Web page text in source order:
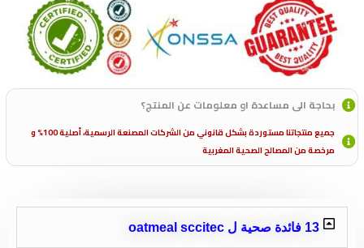
بحاجة الى مساعدة او معلومات عن المنتج؟
جميع منتجاتنا مستوردة بشكل قانوني من الشركات المصنعة الرسمية، أصلية 100% و
مرخصة من المصالح الصحية المغربية
13 فائدة صحية ل oatmeal sccitec